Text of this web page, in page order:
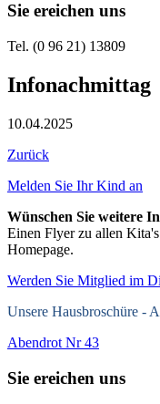
Sie ereichen uns
Tel. (0 96 21) 13809
Infonachmittag
10.04.2025
Zurück
Melden Sie Ihr Kind an
Wünschen Sie weitere
Einen Flyer zu allen
Homepage.
Werden Sie Mitglied im
Unsere Hausbroschüre -
Abendrot Nr 43
Sie ereichen uns